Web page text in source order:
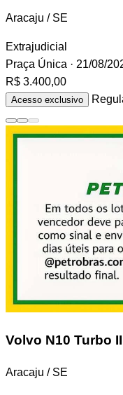
Aracaju / SE
Extrajudicial
Praça Única · 21/08/
R$ 3.400,00
Acesso exclusivo
Volvo N10 Turbo
Aracaju / SE